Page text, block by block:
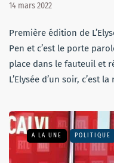
14 mars 2022
Première édition de
Pen et c’est le porte
place dans le fauteuil et
L’Elysée d’un soir, c’est
A LA UNE POLITIQUE